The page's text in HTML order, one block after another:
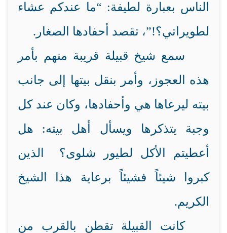
الناس بعبارة لطيفة: “ما عندكم عشاء
لطويراتي؟!”، تقصد أحفادها الصغار.
سمع شيخ قبيلة قريبة منهم بأمر
هذه العجوز، وأمر بنقل بيتها إلى جانب
بيته ليرعاها هي وأحفادها، وكان عند كل
وجبة يتذكرها ويسأل أهل بيته: هل
أعطيتم الأكل لطيور شلوى؟ الذين
كبروا شيئاً فشيئاً برعاية هذا الشيخ
الكريم.
كانت القبيلة تقطن بالقرب من